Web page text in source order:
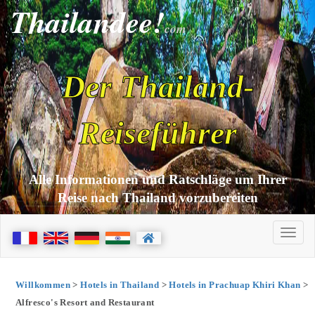
Thailandee!com
Der Thailand-
Reiseführer
Alle Informationen und Ratschläge um Ihrer
Reise nach Thailand vorzubereiten
Willkommen>Hotels in Thailand >Hotels in Prachuap Khiri Khan >
Alfresco's Resort and Restaurant